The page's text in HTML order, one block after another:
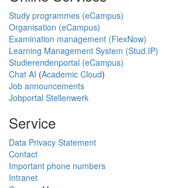
Study programmes (eCampus)
Organisation (eCampus)
Examination management (FlexNow)
Learning Management System (Stud.IP)
Studierendenportal (eCampus)
Chat AI (Academic Cloud)
Job announcements
Jobportal Stellenwerk
Service
Data Privacy Statement
Contact
Important phone numbers
Intranet